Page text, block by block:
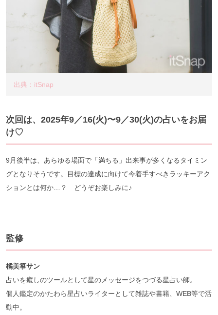
出典：itSnap
次回は、2025年9／16(火)〜9／30(火)の占いをお届
け♡
9月後半は、あらゆる場面で「満ちる」出来事が多くなるタイミン
グとなりそうです。目標の達成に向けて今着手すべきラッキーアク
ションとは何か…？ どうぞお楽しみに♪
監修
橘美箏サン
占いを癒しのツールとして星のメッセージをつづる星占い師。
個人鑑定のかたわら星占いライターとして雑誌や書籍、WEB等で活
動中。